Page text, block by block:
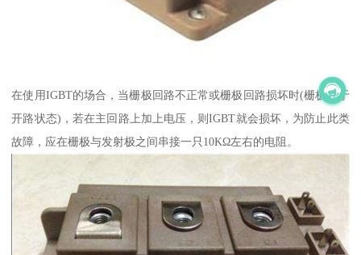
在使用IGBT的场合，当栅极回路不正常或栅极回路损坏时(栅极处于
开路状态)，若在主回路上加上电压，则IGBT就会损坏，为防止此类
故障，应在栅极与发射极之间串接一只10KΩ左右的电阻。